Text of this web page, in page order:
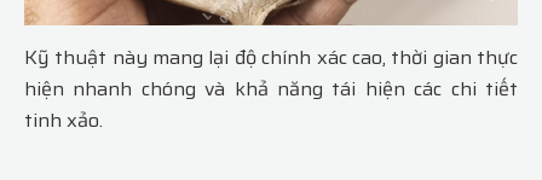
Kỹ thuật này mang lại độ chính xác cao, thời gian thực
hiện nhanh chóng và khả năng tái hiện các chi tiết
tinh xảo.